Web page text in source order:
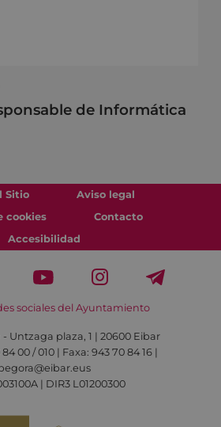
de Informática
Sitio
Aviso legal
cookies
Contacto
Accesibilidad
sociales del Ayuntamiento
Untzaga plaza, 1 | 20600 Eibar
00 / 010 | Faxa: 943 70 84 16 |
| DIR3 L01200300